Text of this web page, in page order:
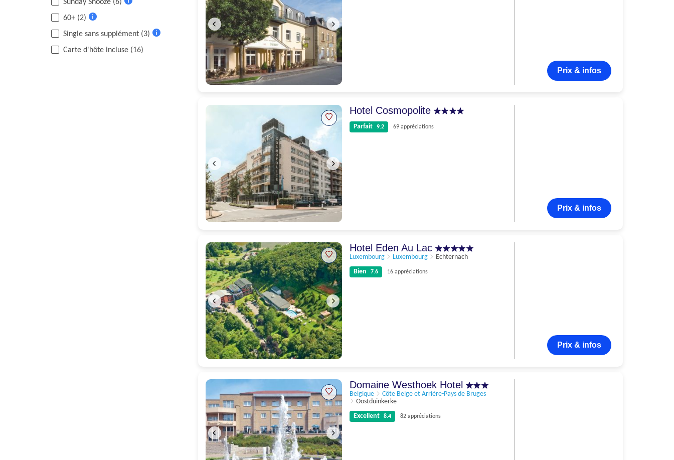
Sunday Snooze (6)
60+ (2)
d'informations
Single sans supplément (3)
Carte d'hôte incluse (16)
31 appréciations
Prix & infos
Hotel Cosmopolite
Parfait 9.2 69 appréciations
Prix & infos
16 appréciations
Hotel Eden Au Lac
Luxembourg Luxembourg
Echternach
Bien
7.6 16 appréciations
Prix & infos
Domaine Westhoek Hotel
Belgique
Côte Belge et Arrière-Pays de Bruges
Oostduinkerke
Excellent
8.4 82 appréciations